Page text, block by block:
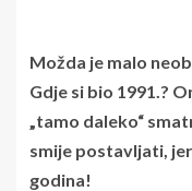
Možda je malo
Gdje si bio 1991.?
„tamo daleko“
smije postavljati,
godina!